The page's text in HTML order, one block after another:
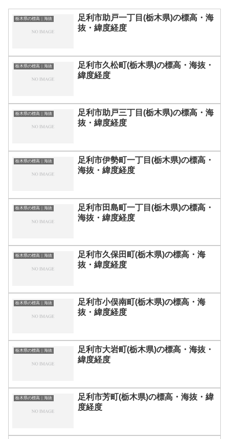
栃木県の標高｜海抜
足利市助戸一丁目(栃木県)の標高・海
抜・緯度経度
栃木県の標高｜海抜
足利市久松町(栃木県)の標高・海抜・
緯度経度
栃木県の標高｜海抜
足利市助戸三丁目(栃木県)の標高・海
抜・緯度経度
栃木県の標高｜海抜
足利市伊勢町一丁目(栃木県)の標高・
海抜・緯度経度
栃木県の標高｜海抜
足利市田島町一丁目(栃木県)の標高・
海抜・緯度経度
栃木県の標高｜海抜
足利市久保田町(栃木県)の標高・海
抜・緯度経度
栃木県の標高｜海抜
足利市小俣南町(栃木県)の標高・海
抜・緯度経度
栃木県の標高｜海抜
足利市大岩町(栃木県)の標高・海抜・
緯度経度
栃木県の標高｜海抜
足利市芳町(栃木県)の標高・海抜・緯
度経度